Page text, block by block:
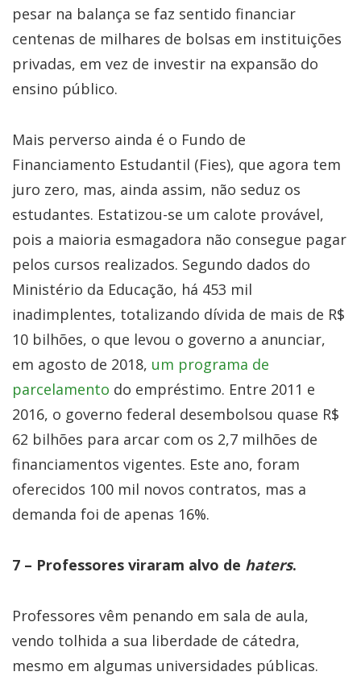
pesar na balança se faz sentido financiar
centenas de milhares de bolsas em instituições
privadas, em vez de investir na expansão do
ensino público.
Mais perverso ainda é o Fundo de
Financiamento Estudantil (Fies), que agora tem
juro zero, mas, ainda assim, não seduz os
estudantes. Estatizou-se um calote provável,
pois a maioria esmagadora não consegue pagar
pelos cursos realizados. Segundo dados do
Ministério da Educação, há 453 mil
inadimplentes, totalizando dívida de mais de R$
10 bilhões, o que levou o governo a anunciar,
em agosto de 2018, um programa de
parcelamento do empréstimo. Entre 2011 e
2016, o governo federal desembolsou quase R$
62 bilhões para arcar com os 2,7 milhões de
financiamentos vigentes. Este ano, foram
oferecidos 100 mil novos contratos, mas a
demanda foi de apenas 16%.
7 – Professores viraram alvo de haters.
Professores vêm penando em sala de aula,
vendo tolhida a sua liberdade de cátedra,
mesmo em algumas universidades públicas.